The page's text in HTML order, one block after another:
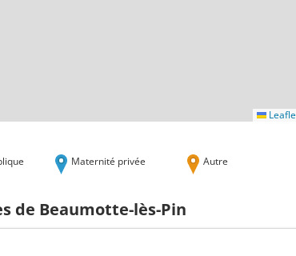
Maternité privée Autre
de Beaumotte-lès-Pin